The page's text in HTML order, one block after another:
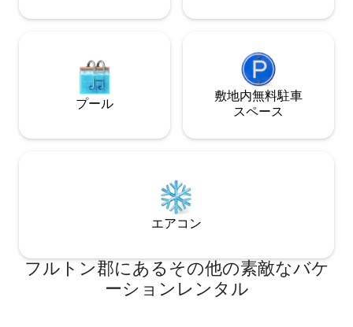
アンティーク調の薬棚があります。 リビ
オーク材の床があります。 キングサイズ
のベッドと快適なフルソファがありま
つ、階段の入り口近くには座席エリアが
り、主要な交差点の近くではありませ
うに作られていますが、長時間の温水シ
ャワー用のタンクレス給湯器や快適さの
ためのスプレーフォーム断熱材など、新
築の家に必要なアメニティがたくさんあ
りません。 リスティングは上のワンルー
ムです。 アトランタ・ジャーナル・コン
スティテューションが言っていることを
プール
敷地内無料駐⁠車
ス⁠ペ⁠ー⁠ス
エアコン
フルトン郡にあるその他の素敵なバケ
ーションレンタル